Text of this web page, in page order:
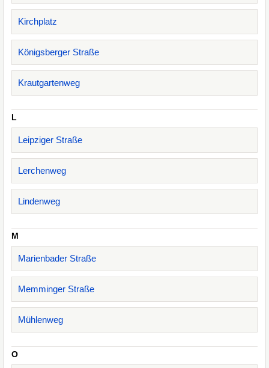
Kirchplatz
Königsberger Straße
Krautgartenweg
L
Leipziger Straße
Lerchenweg
Lindenweg
M
Marienbader Straße
Memminger Straße
Mühlenweg
O